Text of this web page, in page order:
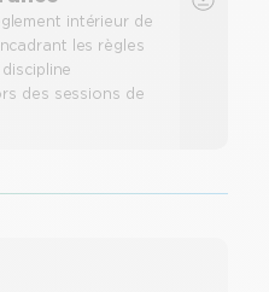
intérieur de
les règles
des sessions de